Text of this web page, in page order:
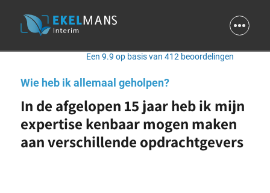
Wie heb ik allemaal geholpen?
In de afgelopen 15 jaar heb ik mijn
expertise kenbaar mogen maken
aan verschillende opdrachtgevers
9.9
Een 9.9 op basis van 412 beoordelingen